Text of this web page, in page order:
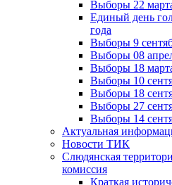
Выборы 22
Единый день
года
Выборы 9
Выборы 08
Выборы 18
Выборы 10
Выборы 18
Выборы 27
Выборы 14
Актуальная
Новости ТИК
Слюдянская
комиссия
Краткая